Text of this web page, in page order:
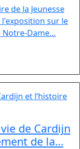
de la Jeunesse
l'exposition sur le
Notre-Dame…
de Cardijn
de la…